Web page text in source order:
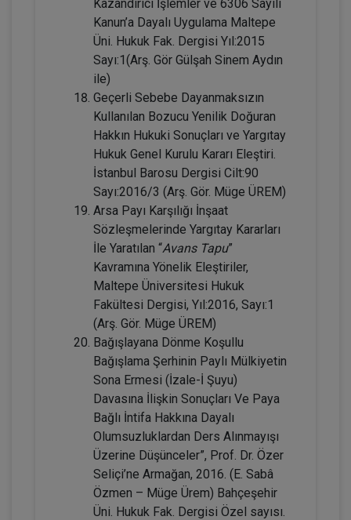
Evlilik Hukuku - IV. Medeni Hukuk
Kongresi - II. Oturum
360 TL Sepete Ekle
Tüketici Hukuku Enstitüsü
Sözleşmeler Hukuku - 2 - IV. Borçlar
Hukuku Kongresi - VIII. Oturum
360 TL Sepete Ekle
Tüketici Hukuku Enstitüsü
Kazandırıcı İşlemler ve 6306 Sayılı
Kanun’a Dayalı Uygulama Maltepe
Üni. Hukuk Fak. Dergisi Yıl:2015
Sayı:1(Arş. Gör Gülşah Sinem Aydın
ile)
Geçerli Sebebe Dayanmaksızın
Kullanılan Bozucu Yenilik Doğuran
Hakkın Hukuki Sonuçları ve Yargıtay
Hukuk Genel Kurulu Kararı Eleştiri.
İstanbul Barosu Dergisi Cilt:90
Sayı:2016/3 (Arş. Gör. Müge ÜREM)
Arsa Payı Karşılığı İnşaat
Sözleşmelerinde Yargıtay Kararları
İle Yaratılan “Avans Tapu”
Kavramına Yönelik Eleştiriler,
Maltepe Üniversitesi Hukuk
Fakültesi Dergisi, Yıl:2016, Sayı:1
(Arş. Gör. Müge ÜREM)
Bağışlayana Dönme Koşullu
Bağışlama Şerhinin Paylı Mülkiyetin
Sona Ermesi (İzale-İ Şuyu)
Davasına İlişkin Sonuçları Ve Paya
Bağlı İntifa Hakkına Dayalı
Olumsuzluklardan Ders Alınmayışı
Üzerine Düşünceler”, Prof. Dr. Özer
Seliçi’ne Armağan, 2016. (E. Sabâ
Özmen – Müge Ürem) Bahçeşehir
Üni. Hukuk Fak. Dergisi Özel sayısı.